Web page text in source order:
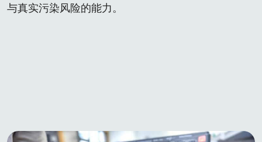
与真实污染风险的能力。